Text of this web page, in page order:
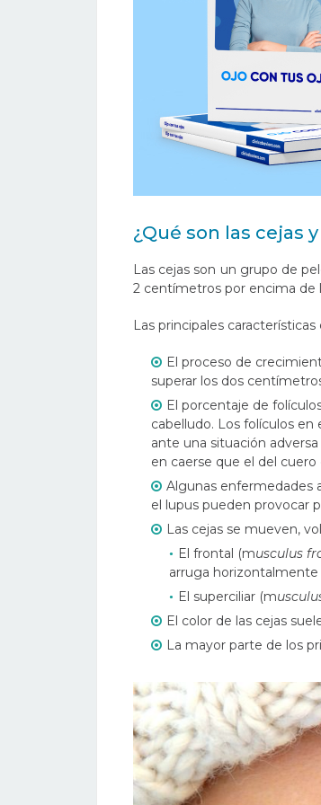
¿Qué son las cejas
Las cejas son un grupo de
2 centímetros por encima de
Las principales características
El proceso de
superar los dos
El porcentaje de
cabelludo. Los folículos
ante una situación
en caerse que el del cuero
Algunas enfermedades
el lupus pueden provocar
Las cejas se mueven,
El frontal (musculus
arruga horizontalmente
El superciliar (m
El color de las cejas
La mayor parte de los